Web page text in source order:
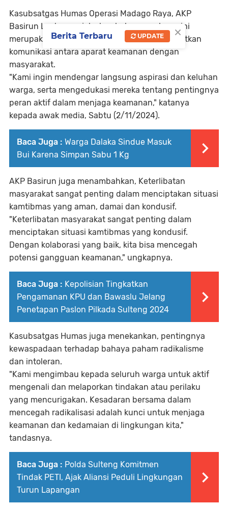
Kasubsatgas Humas Operasi Madago Raya, AKP
Basirun Laele, menjelaskan bahwa sambang ini
merupakan langkah strategis untuk meningkatkan
komunikasi antara aparat keamanan dengan
masyarakat.
"Kami ingin mendengar langsung aspirasi dan keluhan
warga, serta mengedukasi mereka tentang pentingnya
peran aktif dalam menjaga keamanan," katanya
kepada awak media, Sabtu (2/11/2024).
Baca Juga : Warga Dalaka Sindue Masuk
Bui Karena Simpan Sabu 1 Kg
AKP Basirun juga menambahkan, Keterlibatan
masyarakat sangat penting dalam menciptakan situasi
kamtibmas yang aman, damai dan kondusif.
"Keterlibatan masyarakat sangat penting dalam
menciptakan situasi kamtibmas yang kondusif.
Dengan kolaborasi yang baik, kita bisa mencegah
potensi gangguan keamanan," ungkapnya.
Baca Juga : Kepolisian Tingkatkan
Pengamanan KPU dan Bawaslu Jelang
Penetapan Paslon Pilkada Sulteng 2024
Kasubsatgas Humas juga menekankan, pentingnya
kewaspadaan terhadap bahaya paham radikalisme
dan intoleran.
"Kami mengimbau kepada seluruh warga untuk aktif
mengenali dan melaporkan tindakan atau perilaku
yang mencurigakan. Kesadaran bersama dalam
mencegah radikalisasi adalah kunci untuk menjaga
keamanan dan kedamaian di lingkungan kita,"
tandasnya.
Baca Juga : Polda Sulteng Komitmen
Tindak PETI, Ajak Aliansi Peduli Lingkungan
Turun Lapangan
×
Berita Terbaru UPDATE